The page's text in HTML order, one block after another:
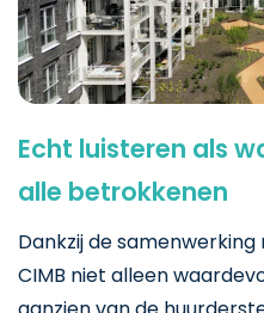
Echt luisteren als
alle betrokkenen
Dankzij de
CIMB niet alleen